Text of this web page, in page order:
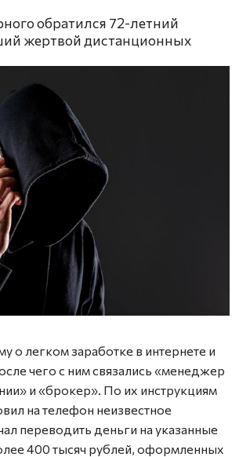
обратился 72-летний
жертвой дистанционных
о легком заработке в интернете и
чего с ним связались «менеджер
и «брокер». По их инструкциям
на телефон неизвестное
переводить деньги на указанные
400 тысяч рублей, оформленных